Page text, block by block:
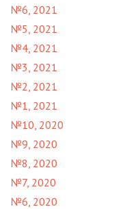
№6, 2021
№5, 2021
№4, 2021
№3, 2021
№2, 2021
№1, 2021
№10, 2020
№9, 2020
№8, 2020
№7, 2020
№6, 2020